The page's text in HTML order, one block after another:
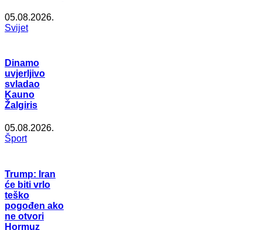
05.08.2026.
Svijet
Dinamo
uvjerljivo
svladao
Kauno
Žalgiris
05.08.2026.
Šport
Trump: Iran
će biti vrlo
teško
pogođen ako
ne otvori
Hormuz